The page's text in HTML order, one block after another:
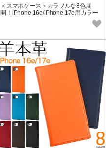
＜スマホケース＞カラフルな8色展
開！iPhone 16e/iPhone 17e用カラー